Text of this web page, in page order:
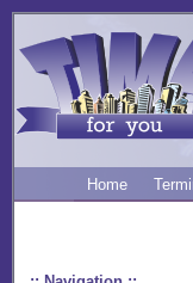
Home